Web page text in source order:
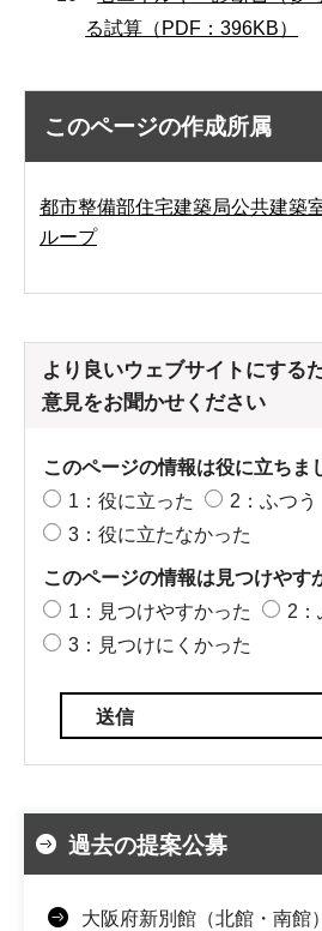
る試算（PDF：396KB）
このページの作成所属
都市整備部住宅建築局公共建築
ループ
より良いウェブサイトにする
意見をお聞かせください
このページの情報は役に立ちま
1：役に立った
2：ふつう
3：役に立たなかった
このページの情報は見つけやす
1：見つけやすかった
2：
3：見つけにくかった
過去の提案公募
大阪府新別館（北館・南館